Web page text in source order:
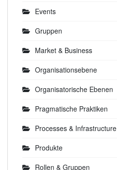
Events
Gruppen
Market & Business
Organisationsebene
Organisatorische Ebenen
Pragmatische Praktiken
Processes & Infrastructure
Produkte
Rollen & Gruppen